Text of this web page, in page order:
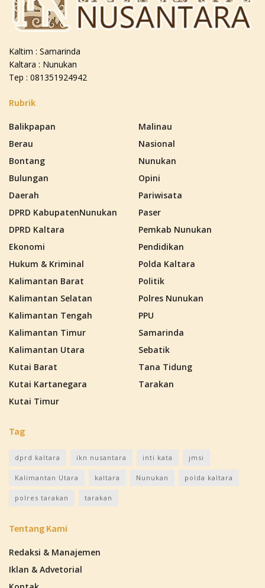
Kaltim : Samarinda
Kaltara : Nunukan
Tep : 081351924942
Rubrik
Balikpapan
Berau
Bontang
Bulungan
Daerah
DPRD KabupatenNunukan
DPRD Kaltara
Ekonomi
Hukum & Kriminal
Kalimantan Barat
Kalimantan Selatan
Kalimantan Tengah
Kalimantan Timur
Kalimantan Utara
Kutai Barat
Kutai Kartanegara
Kutai Timur
Malinau
Nasional
Nunukan
Opini
Pariwisata
Paser
Pemkab Nunukan
Pendidikan
Polda Kaltara
Politik
Polres Nunukan
PPU
Samarinda
Sebatik
Tana Tidung
Tarakan
Tag
dprd kaltara ikn nusantara inti kata jmsi
Kalimantan Utara kaltara Nunukan polda kaltara
polres tarakan tarakan
Tentang Kami
Redaksi & Manajemen
Iklan & Advetorial